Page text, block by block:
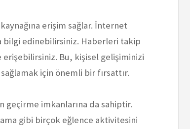
erişim sağlar. İnternet
bilgi edinebilirsiniz. Haberleri takip
Bu, kişisel gelişiminizi
için önemli bir fırsattır.
geçirme imkanlarına da sahiptir.
gibi birçok eğlence aktivitesini